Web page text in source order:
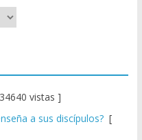
vistas ]
a sus discípulos?[